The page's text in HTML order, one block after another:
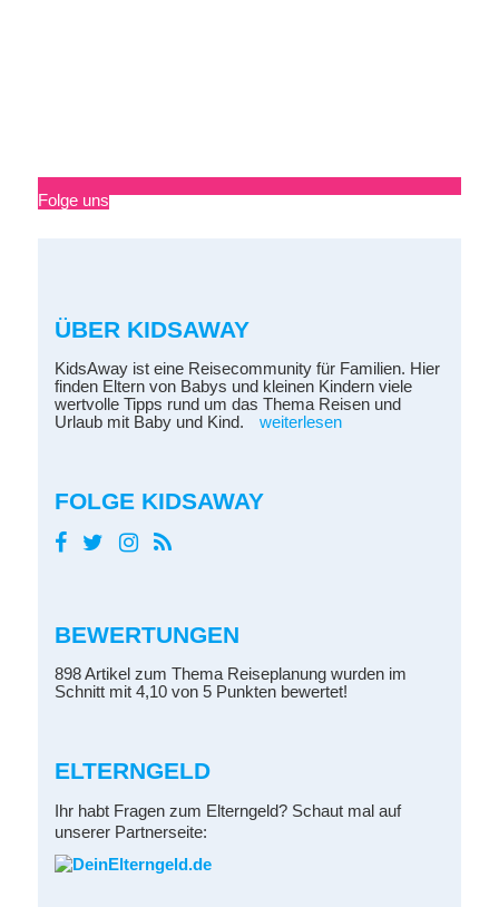
Folge uns
ÜBER KIDSAWAY
KidsAway ist eine Reisecommunity für Familien. Hier
finden Eltern von Babys und kleinen Kindern viele
wertvolle Tipps rund um das Thema Reisen und
Urlaub mit Baby und Kind.
weiterlesen
FOLGE KIDSAWAY
BEWERTUNGEN
898 Artikel zum Thema Reiseplanung wurden im
Schnitt mit 4,10 von 5 Punkten bewertet!
ELTERNGELD
Ihr habt Fragen zum Elterngeld? Schaut mal auf
unserer Partnerseite: